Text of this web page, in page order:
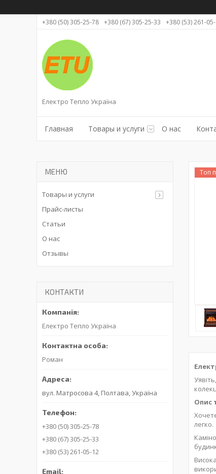
+380 (50) 305-25-78 +380 (67) 305-25-33 +380 (53) 261-
Електро Тепло Україна
Главная Товары и услуги О нас
Топ
Опис
легко.
Товары и услуги
Прайс-листы
Статьи
О нас
Отзывы
КОНТАКТИ
Електро Тепло Україна
Роман
вул. Матросова 4, Полтава, Україна
+380 (50) 305-25-78
+380 (67) 305-25-33
+380 (53) 261-05-12